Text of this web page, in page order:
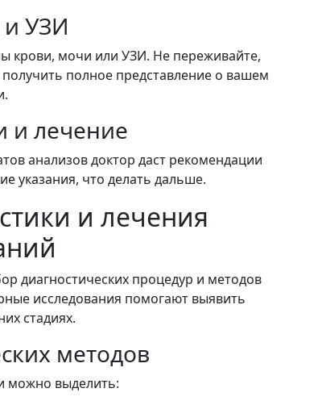
УЗИ
крови, мочи или УЗИ. Не переживайте,
полное представление о вашем
и лечение
анализов доктор даст рекомендации
указания, что делать дальше.
и лечения
диагностических процедур и методов
исследования помогают выявить
стадиях.
методов
можно выделить: